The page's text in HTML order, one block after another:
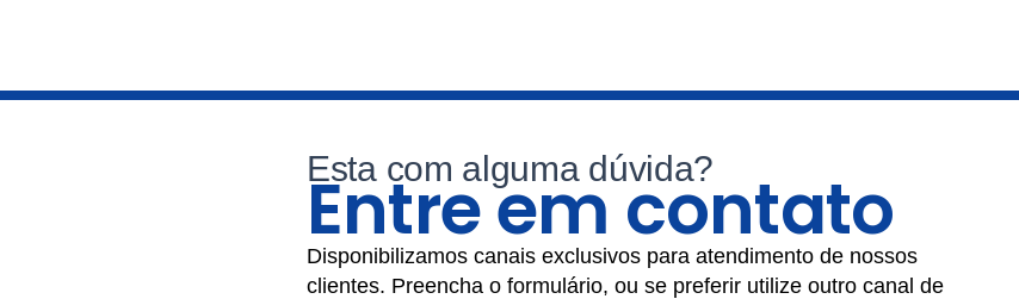
Esta com alguma dúvida?
Entre em contato
Disponibilizamos canais exclusivos para atendimento de nossos
clientes. Preencha o formulário, ou se preferir utilize outro canal de